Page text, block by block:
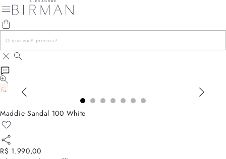
Maddie Sandal 100 White
R$ 1.990,00